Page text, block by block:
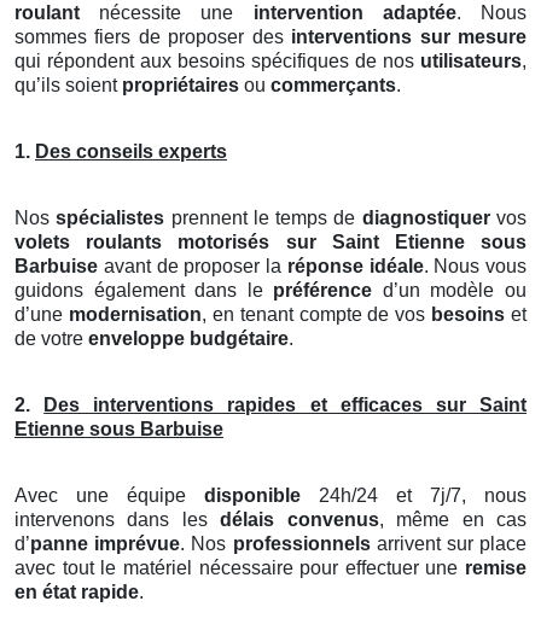
roulant nécessite une intervention adaptée. Nous
sommes fiers de proposer des interventions sur mesure
qui répondent aux besoins spécifiques de nos utilisateurs,
qu’ils soient propriétaires ou commerçants.
1. Des conseils experts
Nosspécialistes prennent le temps de diagnostiquervos
volets roulants motorisés
sur Saint Etienne sous
Barbuise avant de proposer la réponse idéale. Nous vous
guidons également dans le préférence d’un modèle ou
d’une modernisation, en tenant compte de vos besoins et
de votre enveloppe budgétaire.
2.
Des interventions rapides et efficaces sur Saint
Etienne sous Barbuise
Avec une équipe disponible 24h/24 et 7j/7, nous
intervenons dans lesdélais convenus, même en cas
d’panne imprévue. Nos professionnelsarrivent sur place
avec tout le matériel nécessaire pour effectuer une remise
en état rapide.